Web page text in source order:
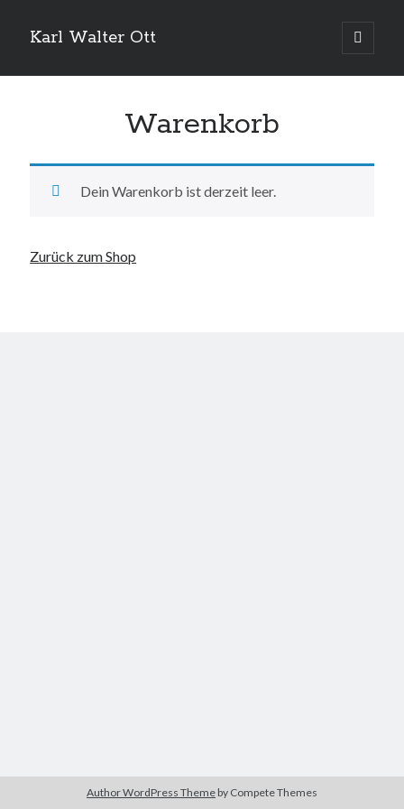
Karl Walter Ott
open
primary
Warenkorb
Dein Warenkorb ist derzeit leer.
Zurück zum Shop
Author WordPress Theme by Compete Themes